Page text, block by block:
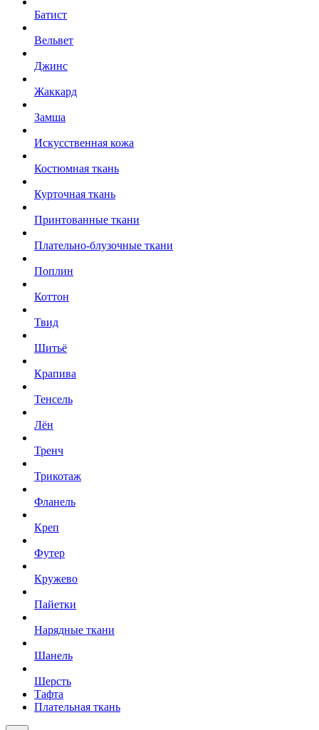
Батист
Вельвет
Джинс
Жаккард
Замша
Искусственная кожа
Костюмная ткань
Курточная ткань
Принтованные ткани
Плательно-блузочные ткани
Поплин
Коттон
Твид
Шитьё
Крапива
Тенсель
Лён
Тренч
Трикотаж
Фланель
Креп
Футер
Кружево
Пайетки
Нарядные ткани
Шанель
Шерсть
Тафта
Плательная ткань